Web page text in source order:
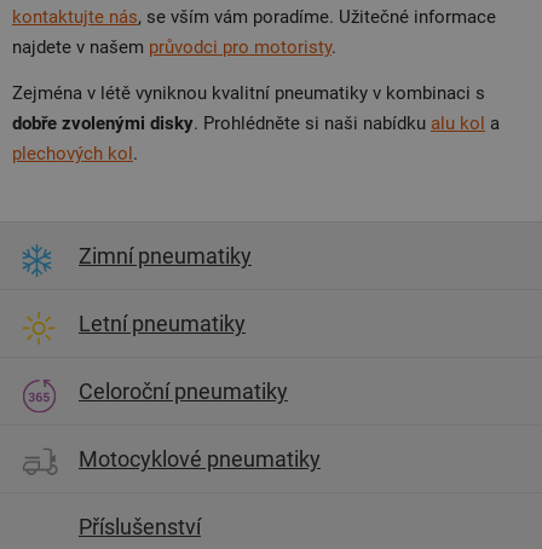
kontaktujte nás, se vším vám poradíme. Užitečné informace
najdete v našem průvodci pro motoristy.
Zejména v létě vyniknou kvalitní pneumatiky v kombinaci s
dobře zvolenými disky. Prohlédněte si naši nabídku alu kol a
plechových kol.
Zimní pneumatiky
Letní pneumatiky
Celoroční pneumatiky
Motocyklové pneumatiky
Příslušenství